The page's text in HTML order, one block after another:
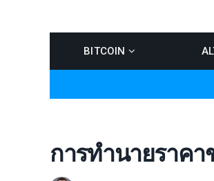
BITCOIN
การทำนายราคา